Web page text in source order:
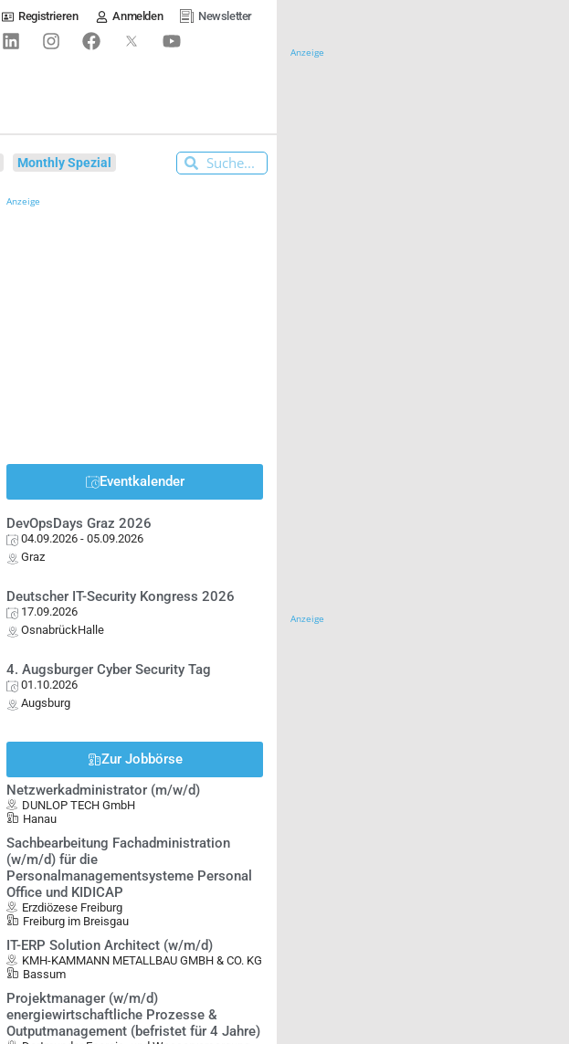
Registrieren Anmelden Newsletter
Monthly Spezial
Anzeige
Eventkalender
DevOpsDays Graz 2026
04.09.2026 - 05.09.2026
Graz
Deutscher IT-Security Kongress 2026
17.09.2026
OsnabrückHalle
4. Augsburger Cyber Security Tag
01.10.2026
Augsburg
Zur Jobbörse
Netzwerkadministrator (m/w/d)
DUNLOP TECH GmbH
Hanau
Sachbearbeitung Fachadministration
(w/m/d) für die
Personalmanagementsysteme Personal
Office und KIDICAP
Erzdiözese Freiburg
Freiburg im Breisgau
IT-ERP Solution Architect (w/m/d)
KMH-KAMMANN METALLBAU GMBH & CO. KG
Bassum
Projektmanager (w/m/d)
energiewirtschaftliche Prozesse &
Outputmanagement (befristet für 4 Jahre)
Anzeige
Anzeige